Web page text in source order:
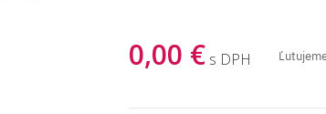
0,00 € s DPH